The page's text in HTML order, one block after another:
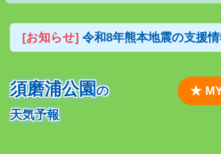
[お知らせ] 令和8年熊本地震の支援
須磨浦公園の
天気予報
★